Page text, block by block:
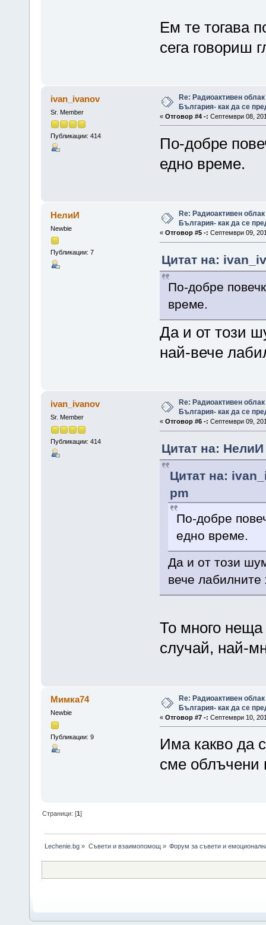
Ем те тогава
сега говориш
ivan_ivanov
Sr. Member
Публикации: 414
Re: Радиоактивен
България- как да се
« Отговор #4 -: Септември 08,
По-добре
едно време.
НелиИ
Newbie
Публикации: 7
Re: Радиоактивен
България- как да се
« Отговор #5 -: Септември 09,
Цитат на:
По-добре
време.
Да и от този
най-вече
ivan_ivanov
Sr. Member
Публикации: 414
Re: Радиоактивен
България- как да се
« Отговор #6 -: Септември 09,
Цитат на:
Цитат на:
pm
По-добре
едно време.
Да и от този
вече
То много неща
случай, най-
Мимка74
Newbie
Публикации: 9
Re: Радиоактивен
България- как да се
« Отговор #7 -: Септември 10,
Има какво да
сме облъчени
Страници: [1]
Lechenie.bg » Съвети и взаимопомощ » Форум за съвети и